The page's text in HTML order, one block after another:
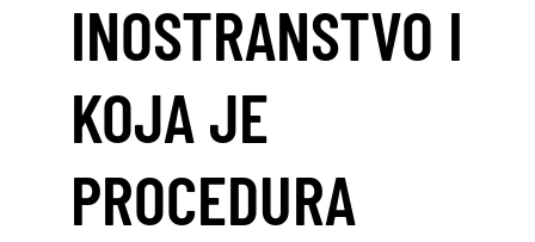
INOSTRANSTVO I
KOJA JE
PROCEDURA